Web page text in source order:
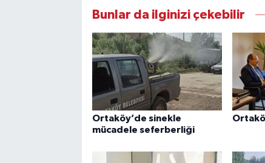
Bunlar da ilginizi çekebilir
Ortaköy’de sinekle
mücadele seferberliği